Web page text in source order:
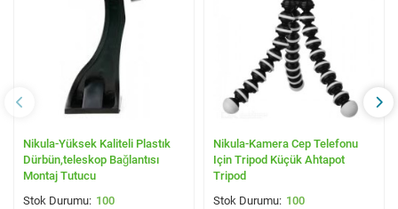
Nikula-Yüksek Kaliteli Plastık
Dürbün,teleskop Bağlantısı
Montaj Tutucu
100
Nikula-Kamera Cep Telefonu
Için Tripod Küçük Ahtapot
Tripod
100